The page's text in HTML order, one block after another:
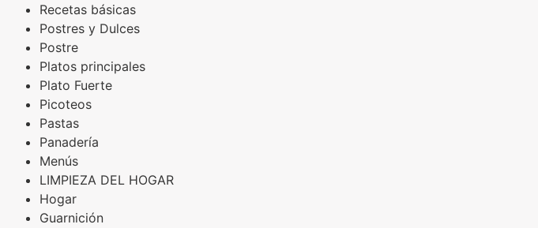
Recetas básicas
Postres y Dulces
Postre
Platos principales
Plato Fuerte
Picoteos
Pastas
Panadería
Menús
LIMPIEZA DEL HOGAR
Hogar
Guarnición